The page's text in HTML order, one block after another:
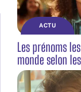
ACTU
Les prénoms
monde selon